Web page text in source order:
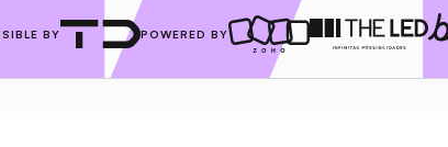
BY POWERED BY